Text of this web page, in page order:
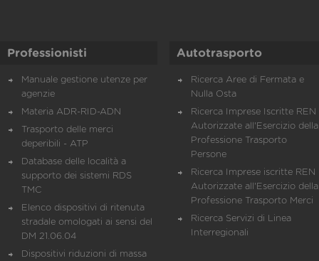
Professionisti
Manuale gestione utenze per
agenzie
Materia ADR-RID-ADN
Trasporto delle merci
deperibili - ATP
Database delle località a
supporto dei sistemi RDS
TMC
Elenco dispositivi di ritenuta
stradale omologati ai sensi del
DM 21.06.04
Dispositivi riduzioni di massa
Autotrasporto
Ricerca Aree di Fermata e
Nulla Osta
Ricerca Imprese Iscritte REN
Autorizzate all'Esercizio della
Professione Trasporto
Persone
Ricerca Imprese iscritte REN
Autorizzate all'Esercizio della
Professione Trasporto Merci
Ricerca Servizi di Linea
Interregionali